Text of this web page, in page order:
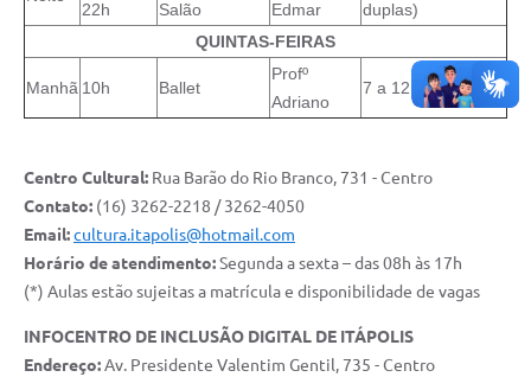
22h Salão Edmar
duplas)
QUINTAS-FEIRAS
Manhã 10h Ballet
Profº
Adriano
7 a 12 anos
Centro Cultural: Rua Barão do Rio Branco, 731 - Centro
Contato: (16) 3262-2218 / 3262-4050
Email:cultura.itapolis@hotmail.com
Horário de atendimento:Segunda a sexta – das 08h às 17h
(*) Aulas estão sujeitas a matrícula e disponibilidade de vagas
INFOCENTRO DE INCLUSÃO DIGITAL DE ITÁPOLIS
Endereço:Av. Presidente Valentim Gentil, 735 - Centro